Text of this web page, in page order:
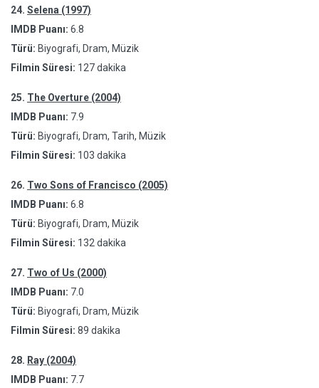
24. Selena (1997)
IMDB Puanı: 6.8
Türü: Biyografi, Dram, Müzik
Filmin Süresi: 127 dakika
25. The Overture (2004)
IMDB Puanı: 7.9
Türü: Biyografi, Dram, Tarih, Müzik
Filmin Süresi: 103 dakika
26. Two Sons of Francisco (2005)
IMDB Puanı: 6.8
Türü: Biyografi, Dram, Müzik
Filmin Süresi: 132 dakika
27. Two of Us (2000)
IMDB Puanı: 7.0
Türü: Biyografi, Dram, Müzik
Filmin Süresi: 89 dakika
28. Ray (2004)
IMDB Puanı: 7.7